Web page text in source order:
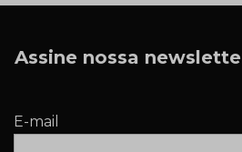
Assine nossa
E-mail